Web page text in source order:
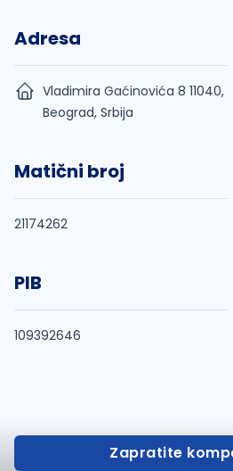
Adresa
Vladimira Gaćinovića 8 11040,
Beograd, Srbija
Matični broj
21174262
PIB
109392646
Zapratite